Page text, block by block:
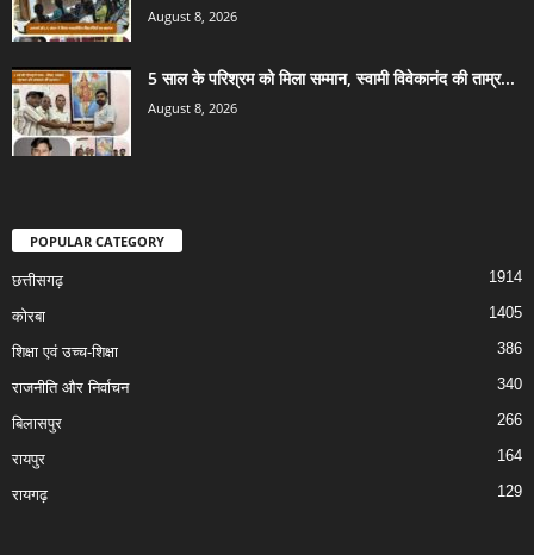
August 8, 2026
5 साल के परिश्रम को मिला सम्मान, स्वामी विवेकानंद की ताम्र...
August 8, 2026
POPULAR CATEGORY
छत्तीसगढ़ 1914
कोरबा 1405
शिक्षा एवं उच्च-शिक्षा 386
राजनीति और निर्वाचन 340
बिलासपुर 266
रायपुर 164
रायगढ़ 129